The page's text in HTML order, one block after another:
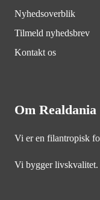
Nyhedsoverblik
Tilmeld nyhedsbrev
Kontakt os
Om Realdania
Vi er en filantropisk
Vi bygger livskvalitet.